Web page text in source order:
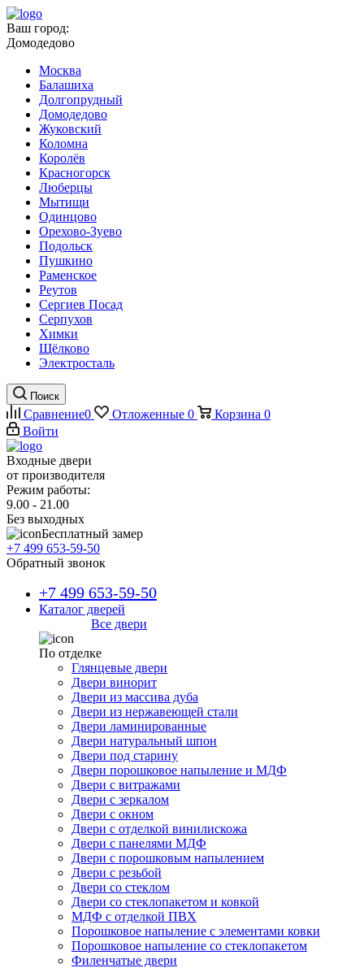
Ваш город:
Домодедово
Москва
Балашиха
Долгопрудный
Домодедово
Жуковский
Коломна
Королёв
Красногорск
Люберцы
Мытищи
Одинцово
Орехово-Зуево
Подольск
Пушкино
Раменское
Реутов
Сергиев Посад
Серпухов
Химки
Щёлково
Электросталь
Поиск
Сравнение0 Отложенные 0 Корзина 0
Войти
Входные двери
от производителя
Режим работы:
9.00 - 21.00
Без выходных
Бесплатный замер
+7 499 653-59-50
Обратный звонок
+7 499 653-59-50
Каталог дверей
Все двери
По отделке
Глянцевые двери
Двери винорит
Двери из массива дуба
Двери из нержавеющей стали
Двери ламинированные
Двери натуральный шпон
Двери под старину
Двери порошковое напыление и МДФ
Двери с витражами
Двери с зеркалом
Двери с окном
Двери с отделкой винилискожа
Двери с панелями МДФ
Двери с порошковым напылением
Двери с резьбой
Двери со стеклом
Двери со стеклопакетом и ковкой
МДФ с отделкой ПВХ
Порошковое напыление с элементами ковки
Порошковое напыление со стеклопакетом
Филенчатые двери